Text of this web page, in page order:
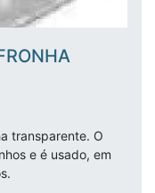
transparente. O
e é usado, em